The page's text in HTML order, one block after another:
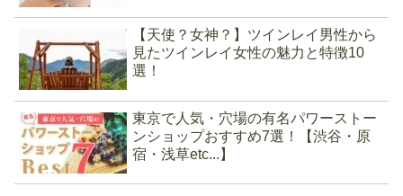
【天使？女神？】ツインレイ男性から
見たツインレイ女性の魅力と特徴10
選！
東京で人気・穴場の有名パワーストー
ンショップおすすめ7選！【渋谷・原
宿・浅草etc...】